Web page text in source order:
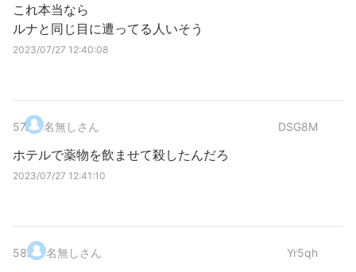
これ本当なら
ルナと同じ目に遭ってる人いそう
2023/07/27 12:40:08
57. 名無しさん DSG8M
ホテルで薬物を飲ませて殺したんだろ
2023/07/27 12:41:10
58. 名無しさん Yr5qh